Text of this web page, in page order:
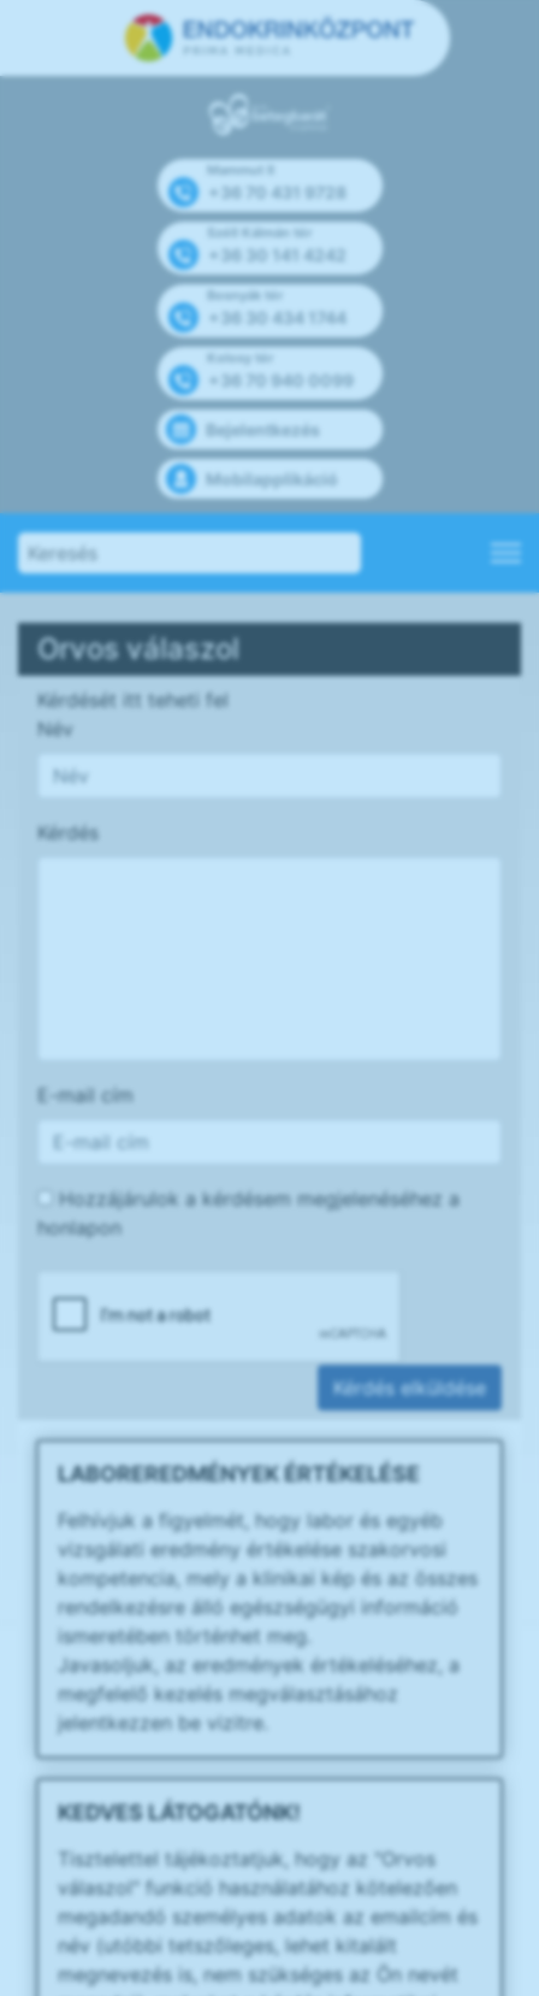
Mammut II
+36 70 431 9728
Széll Kálmán tér
+36 30 141 4242
Bosnyák tér
+36 30 434 1744
Kolosy tér
+36 70 940 0099
Bejelentkezés
Mobilapplikáció
Orvos válaszol
Kérdését itt teheti fel
Név
Kérdés
E-mail cím
Hozzájárulok a kérdésem megjelenéséhez a
honlapon
Kérdés elküldése
LABOREREDMÉNYEK ÉRTÉKELÉSE
Felhívjuk a figyelmét, hogy labor és egyéb
vizsgálati eredmény értékelése szakorvosi
kompetencia, mely a klinikai kép és az összes
rendelkezésre álló egészségügyi információ
ismeretében történhet meg.
Javasoljuk, az eredmények értékeléséhez, a
megfelelő kezelés megválasztásához
jelentkezzen be vizitre.
KEDVES LÁTOGATÓNK!
Tisztelettel tájékoztatjuk, hogy az "Orvos
válaszol" funkció használatához kötelezően
megadandó személyes adatok az emailcím és
név (utóbbi tetszőleges, lehet kitalált
megnevezés is, nem szükséges az Ön nevét